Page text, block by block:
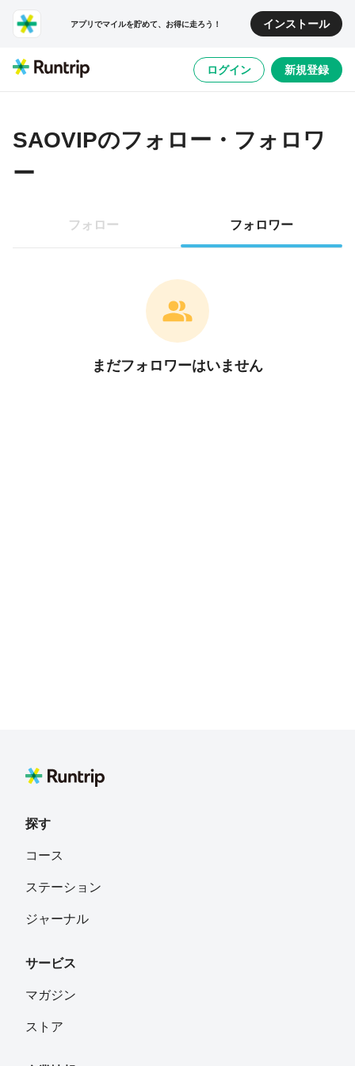
アプリでマイルを貯めて、お得に走ろう！ インストール
ログイン 新規登録
SAOVIPのフォロー・フォロワ
ー
フォロー フォロワー
まだフォロワーはいません
探す
コース
ステーション
ジャーナル
サービス
マガジン
ストア